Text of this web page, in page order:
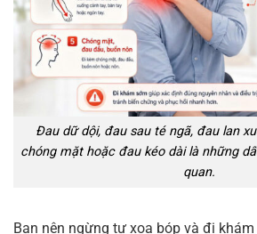
Đau dữ dội, đau sau té ngã, đau lan
chóng mặt hoặc đau kéo dài là những
quan.
Bạn nên ngừng tự xoa bóp và đi